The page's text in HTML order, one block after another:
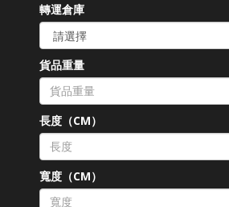
轉運倉庫
貨品重量
長度（CM）
寬度（CM）